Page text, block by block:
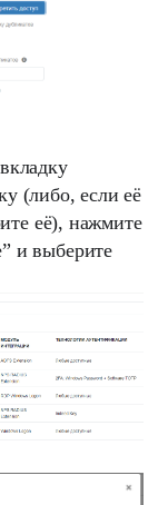
(либо, если её
её), нажмите
” и выберите